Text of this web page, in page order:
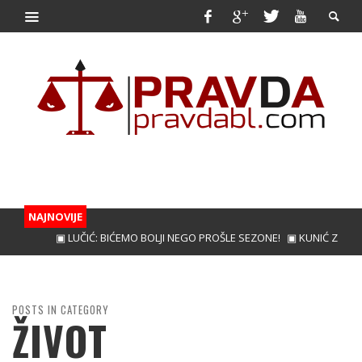
NAJNOVIJE
LUČIĆ: BIĆEMO BOLJI NEGO PROŠLE SEZONE! ▣ KUNIĆ ZA JAČI NAPAD
POSTS IN CATEGORY
ŽIVOT